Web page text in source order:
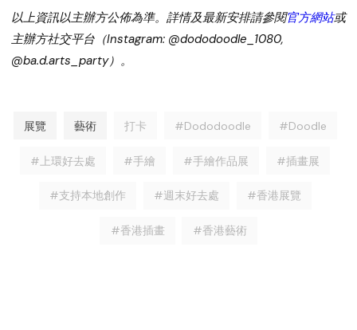
以上資訊以主辦方公佈為準。詳情及最新安排請參閱官方網站或
主辦方社交平台（Instagram: @dododoodle_1080,
@ba.d.arts_party）。
展覽 藝術 打卡 #Dododoodle #Doodle
#上環好去處 #手繪 #手繪作品展 #插畫展
#支持本地創作 #週末好去處 #香港展覽
#香港插畫 #香港藝術